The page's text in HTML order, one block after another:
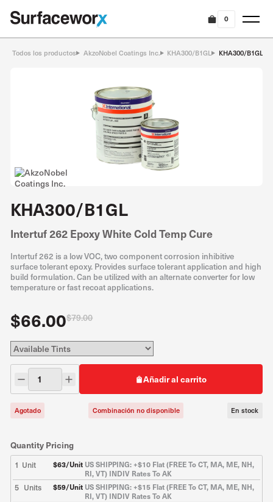
0
Todos los productos AkzoNobel Coatings Inc. KHA300/B1GL KHA300/B1GL
KHA300/B1GL
Intertuf 262 Epoxy White Cold Temp Cure
Intertuf 262 is a low VOC, two component corrosion inhibitive
surface tolerant epoxy. Provides surface tolerant application and high
build formulation. Can be utilized with an alternate converter for low
temperature or fast recoat applications.
$79.00
$66.00
Añadir al carrito
Agotado Combinación no disponible En stock
Quantity Pricing
1 Unit $63/Unit US SHIPPING: +$10 Flat (FREE To CT, MA, ME, NH,
RI, VT) INDIV Rates To AK
5 Units $59/Unit US SHIPPING: +$15 Flat (FREE To CT, MA, ME, NH,
RI, VT) INDIV Rates To AK